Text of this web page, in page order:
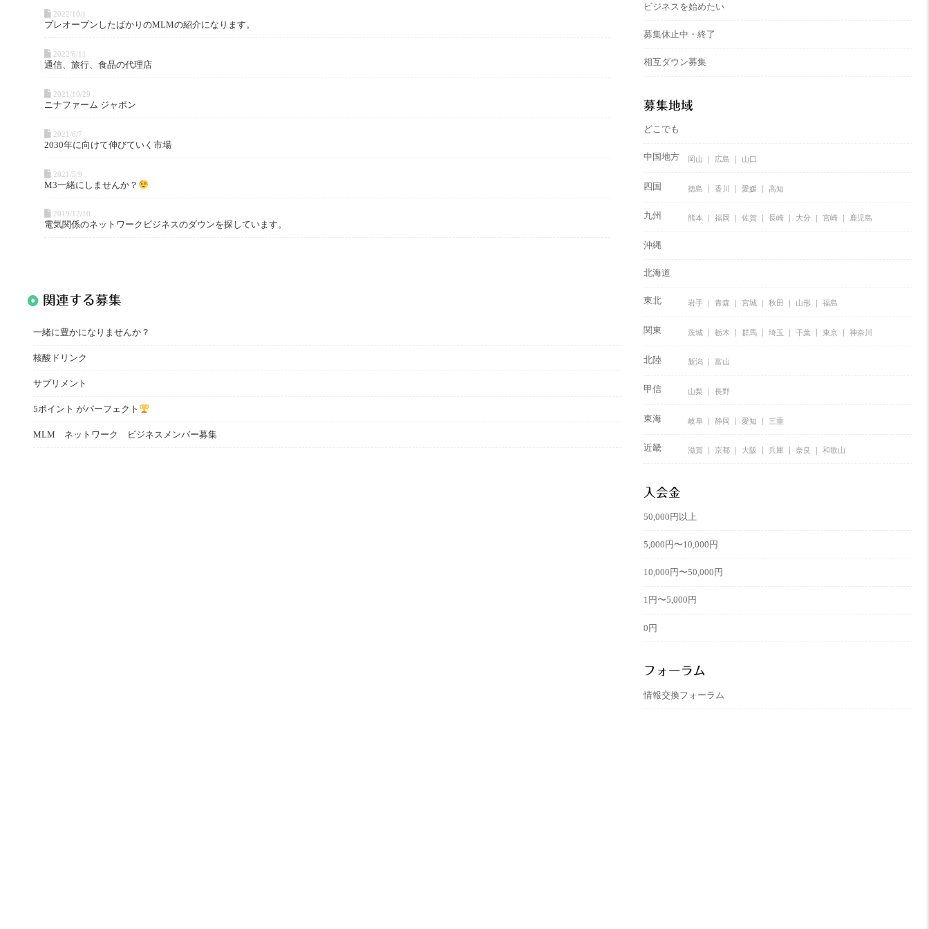
2022/10/1
プレオープンしたばかりのMLMの紹介になります。
2022/6/11
通信、旅行、食品の代理店
2021/10/29
ニナファーム ジャポン
2021/6/7
2030年に向けて伸びていく市場
2021/5/9
M3一緒にしませんか？
2019/12/10
電気関係のネットワークビジネスのダウンを探しています。
関連する募集
一緒に豊かになりませんか？
核酸ドリンク
サプリメント
5ポイント がパーフェクト
MLM ネットワーク ビジネスメンバー募集
ビジネスを始めたい
募集休止中・終了
相互ダウン募集
募集地域
どこでも
中国地方 岡山 広島 山口
四国 徳島 香川 愛媛 高知
九州 熊本 福岡 佐賀 長崎 大分 宮崎 鹿児島
沖縄
北海道
東北 岩手 青森 宮城 秋田 山形 福島
関東 茨城 栃木 群馬 埼玉 千葉 東京 神奈川
北陸 新潟 富山
甲信 山梨 長野
東海 岐阜 静岡 愛知 三重
近畿 滋賀 京都 大阪 兵庫 奈良 和歌山
入会金
50,000円以上
5,000円〜10,000円
10,000円〜50,000円
1円〜5,000円
0円
フォーラム
情報交換フォーラム